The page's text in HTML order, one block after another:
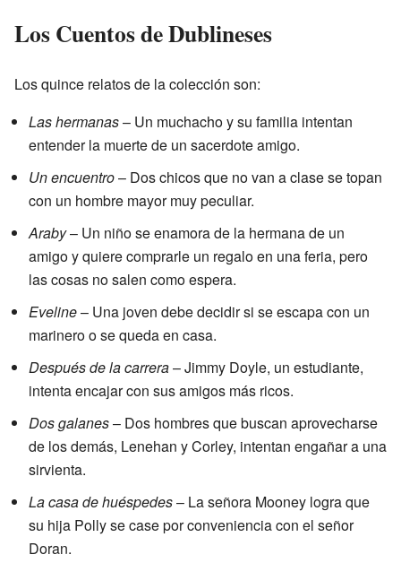
Los Cuentos de Dublineses
Los quince relatos de la colección son:
Las hermanas– Un muchacho y su familia intentan
entender la muerte de un sacerdote amigo.
Un encuentro– Dos chicos que no van a clase se topan
con un hombre mayor muy peculiar.
Araby– Un niño se enamora de la hermana de un
amigo y quiere comprarle un regalo en una feria, pero
las cosas no salen como espera.
Eveline– Una joven debe decidir si se escapa con un
marinero o se queda en casa.
Después de la carrera– Jimmy Doyle, un estudiante,
intenta encajar con sus amigos más ricos.
Dos galanes– Dos hombres que buscan aprovecharse
de los demás, Lenehan y Corley, intentan engañar a una
sirvienta.
La casa de huéspedes– La señora Mooney logra que
su hija Polly se case por conveniencia con el señor
Doran.